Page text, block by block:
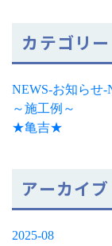
カテゴリー
NEWS-お知らせ-
～施工例～
★亀吉★
アーカイブ
2025-08